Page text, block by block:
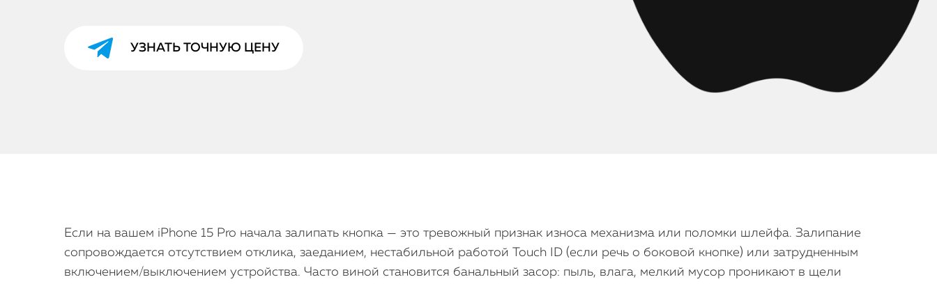
УЗНАТЬ ТОЧНУЮ ЦЕНУ
Если на вашем iPhone 15 Pro начала залипать кнопка — это тревожный признак износа механизма или поломки шлейфа. Залипание
сопровождается отсутствием отклика, заеданием, нестабильной работой Touch ID (если речь о боковой кнопке) или затрудненным
включением/выключением устройства. Часто виной становится банальный засор: пыль, влага, мелкий мусор проникают в щели